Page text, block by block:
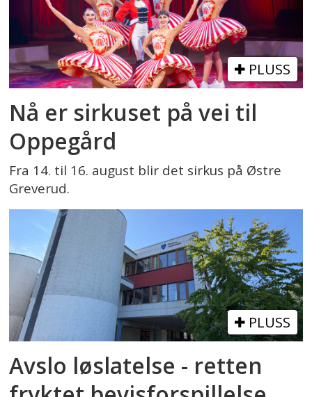
PLUSS
Nå er sirkuset på vei til
Oppegård
Fra 14. til 16. august blir det sirkus på Østre
Greverud.
PLUSS
Avslo løslatelse - retten